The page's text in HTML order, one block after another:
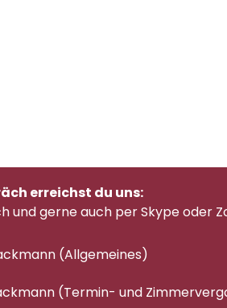
erreichst du uns:
und gerne auch per Skype oder
(Allgemeines)
(Termin- und